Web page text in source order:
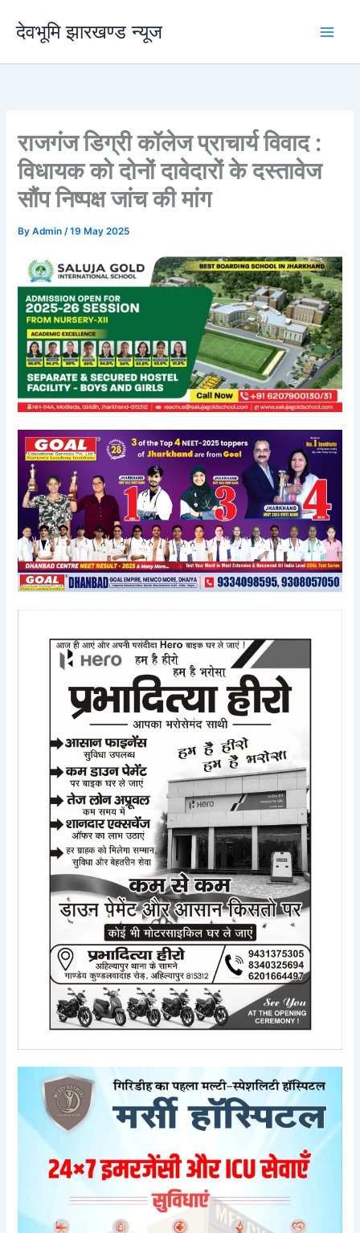
content
देवभूमि झारखण्ड न्यूज
राजगंज डिग्री कॉलेज प्राचार्य विवाद :
विधायक को दोनों दावेदारों के दस्तावेज
सौंप निष्पक्ष जांच की मांग
ByAdmin/19 May 2025